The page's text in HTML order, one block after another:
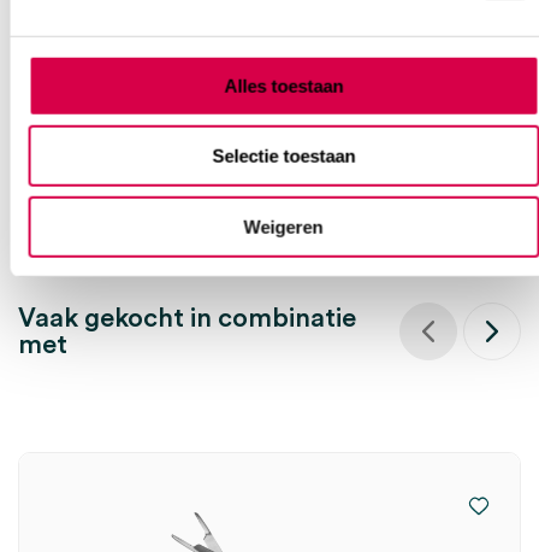
Alles toestaan
Selectie toestaan
Weigeren
Direct leverbaar 36.88
Vaak gekocht in combinatie
met